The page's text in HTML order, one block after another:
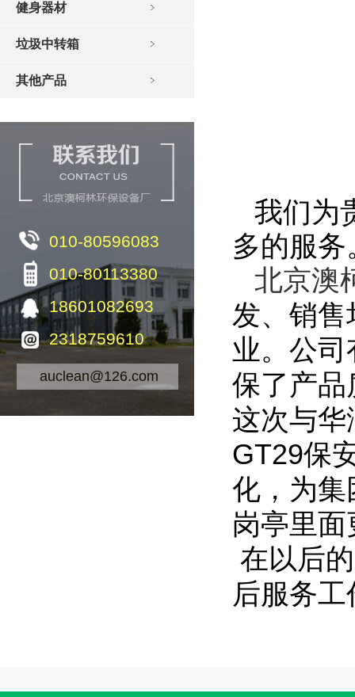
健身器材
垃圾中转箱
其他产品
010-80596083
010-80113380
18601082693
2318759610
auclean@126.com
我们为
多的服务
北京澳
发、销售
业。公
保了产品
这次与华
GT29保
化，为集
岗亭里
在以后
后服务